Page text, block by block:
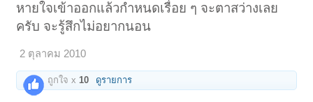
หายใจเข้าออกแล้วกำหนดเรื่อย ๆ จะตาสว่างเลย
ครับ จะรู้สึกไม่อยากนอน
2 ตุลาคม 2010
ถูกใจ x10 ดูรายการ